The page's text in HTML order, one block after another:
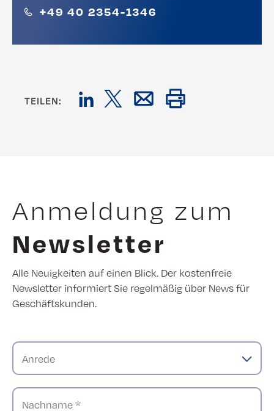
+49 40 2354-1346
TEILEN:
Anmeldung zum
Newsletter
Alle Neuigkeiten auf einen Blick. Der kostenfreie
Newsletter informiert Sie regelmäßig über News für
Geschäftskunden.
Anrede
Nachname *